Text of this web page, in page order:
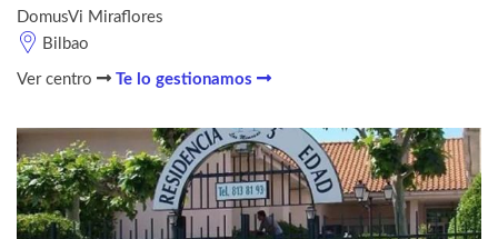
DomusVi Miraflores
Bilbao
Ver centro Te lo gestionamos